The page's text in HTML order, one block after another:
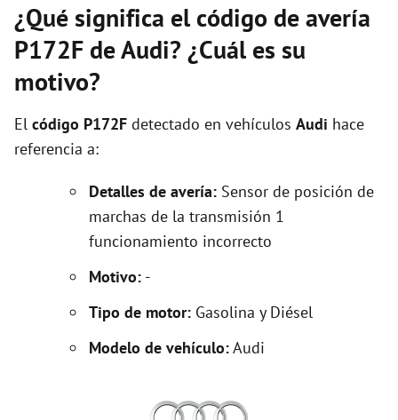
¿Qué significa el código de avería
P172F de Audi? ¿Cuál es su
motivo?
El código P172F detectado en vehículos Audi hace
referencia a:
Detalles de avería: Sensor de posición de
marchas de la transmisión 1
funcionamiento incorrecto
Motivo: -
Tipo de motor: Gasolina y Diésel
Modelo de vehículo:Audi